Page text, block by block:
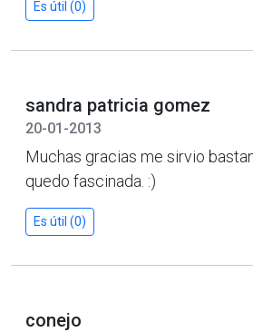
Es útil (0)
sandra patricia gomez
20-01-2013
Muchas gracias me sirvio
quedo fascinada. :)
Es útil (0)
conejo